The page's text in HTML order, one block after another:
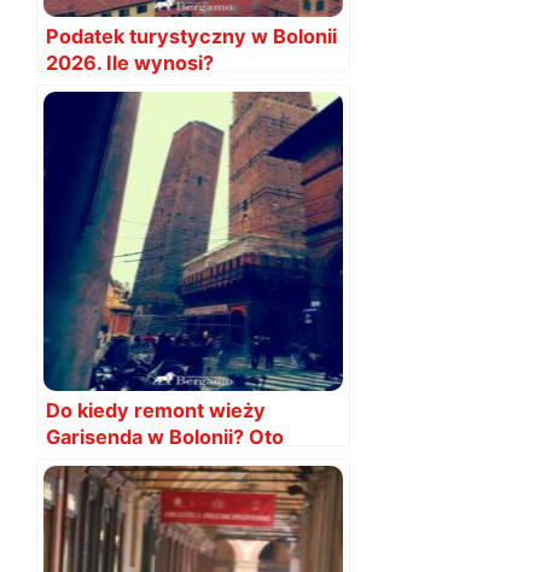
Podatek turystyczny w Bolonii
2026. Ile wynosi?
Do kiedy remont wieży
Garisenda w Bolonii? Oto
informacje